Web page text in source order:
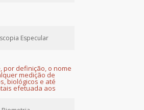
Especular